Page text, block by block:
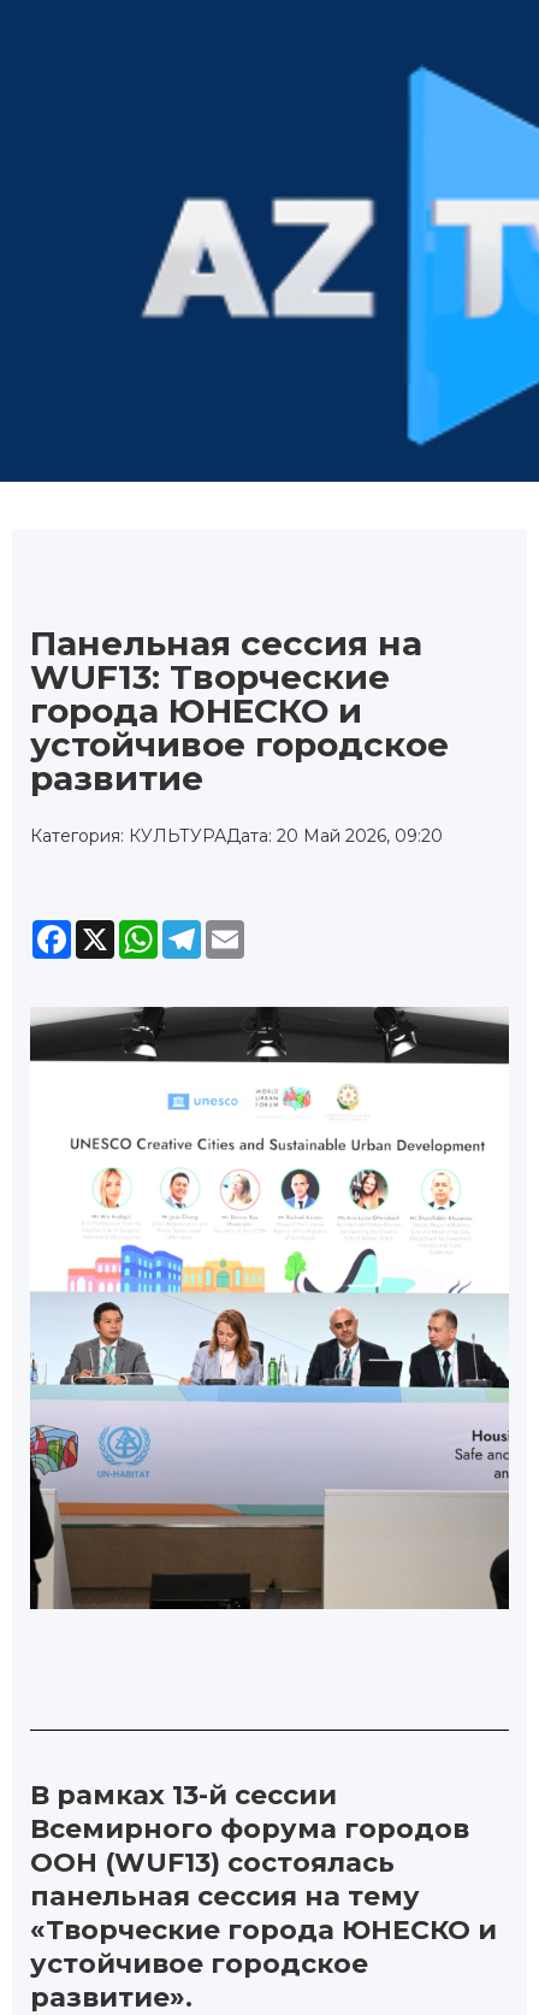
Панельная cессия на
WUF13: Творческие
города ЮНЕСКО и
устойчивое городское
развитие
Категория: КУЛЬТУРАДата: 20 Май 2026, 09:20
Facebook
X WhatsApp
Telegram
В рамках 13-й сессии
Всемирного форума городов
ООН (WUF13) состоялась
панельная сессия на тему
«Творческие города ЮНЕСКО и
устойчивое городское
развитие».